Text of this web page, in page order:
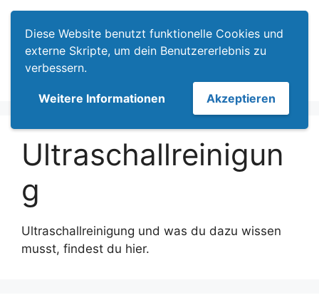
Diese Website benutzt funktionelle Cookies und
externe Skripte, um dein Benutzererlebnis zu
verbessern.
Weitere Informationen Akzeptieren
Zum
Inhalt
springen
Ultraschallreinigun
g
Ultraschallreinigung und was du dazu wissen
musst, findest du hier.